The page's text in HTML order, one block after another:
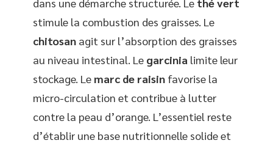
stimule la combustion des graisses. Le
chitosan agit sur l’absorption des graisses
au niveau intestinal. Le garcinia limite leur
stockage. Le marc de raisin favorise la
micro-circulation et contribue à lutter
contre la peau d’orange. L’essentiel reste
d’établir une base nutritionnelle solide et